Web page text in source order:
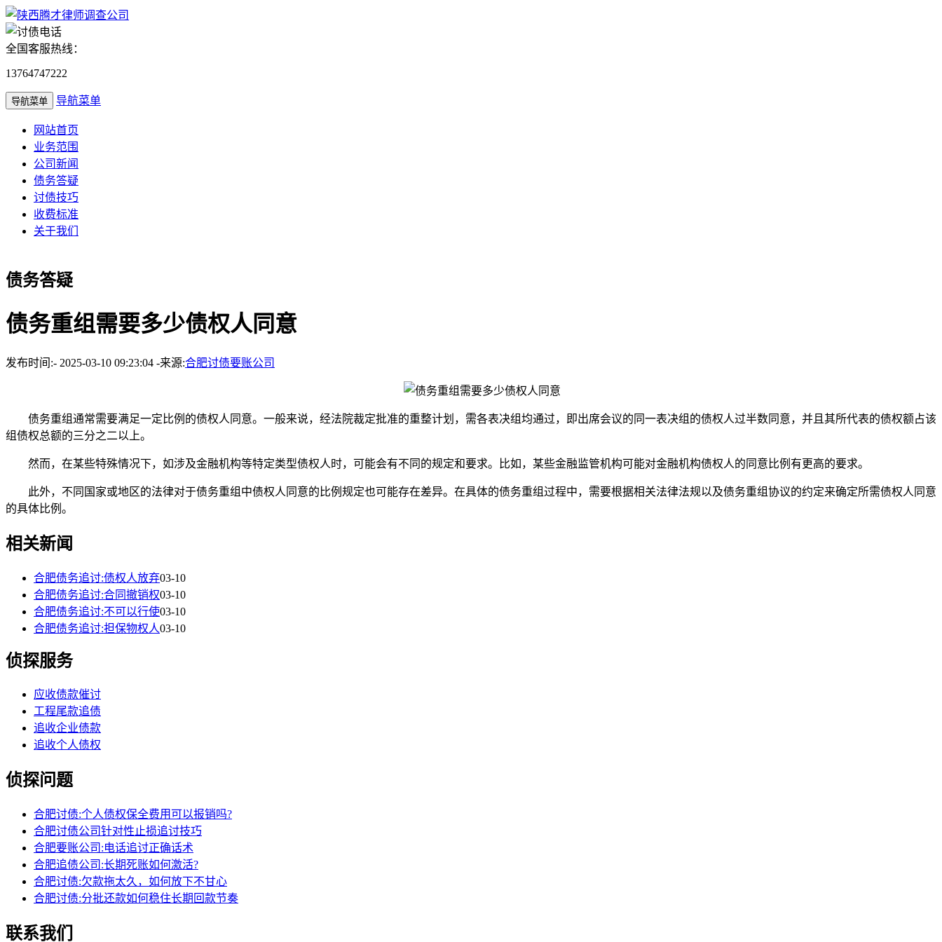
全国客服热线：
13764747222
导航菜单 导航菜单
网站首页
业务范围
公司新闻
债务答疑
讨债技巧
收费标准
关于我们
债务答疑
债务重组需要多少债权人同意
发布时间:- 2025-03-10 09:23:04 -来源:合肥讨债要账公司
债务重组通常需要满足一定比例的债权人同意。一般来说，经法院裁定批准的重整计划，需各表决组均通过，即出席会议的同一表决组的债权人过半数同意，并且其所代表的债权额占该
组债权总额的三分之二以上。
然而，在某些特殊情况下，如涉及金融机构等特定类型债权人时，可能会有不同的规定和要求。比如，某些金融监管机构可能对金融机构债权人的同意比例有更高的要求。
此外，不同国家或地区的法律对于债务重组中债权人同意的比例规定也可能存在差异。在具体的债务重组过程中，需要根据相关法律法规以及债务重组协议的约定来确定所需债权人同意
的具体比例。
相关新闻
合肥债务追讨:债权人放弃03-10
合肥债务追讨:合同撤销权03-10
合肥债务追讨:不可以行使03-10
合肥债务追讨:担保物权人03-10
侦探服务
应收债款催讨
工程尾款追债
追收企业债款
追收个人债权
侦探问题
合肥讨债:个人债权保全费用可以报销吗?
合肥讨债公司针对性止损追讨技巧
合肥要账公司:电话追讨正确话术
合肥追债公司:长期死账如何激活?
合肥讨债:欠款拖太久，如何放下不甘心
合肥讨债:分批还款如何稳住长期回款节奏
联系我们